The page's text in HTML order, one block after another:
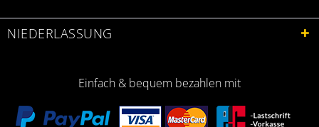
NIEDERLASSUNG
Einfach & bequem bezahlen mit